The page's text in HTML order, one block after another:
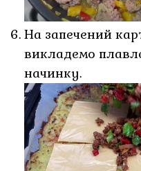
На запечений
викладемо
начинку.